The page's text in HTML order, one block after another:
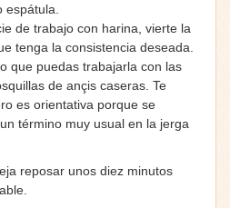
de trabajo con harina, vierte la
tenga la consistencia deseada.
que puedas trabajarla con las
de ançis caseras. Te
es orientativa porque se
término muy usual en la jerga
reposar unos diez minutos